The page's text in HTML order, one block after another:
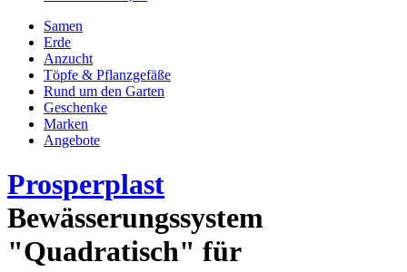
Samen
Erde
Anzucht
Töpfe & Pflanzgefäße
Rund um den Garten
Geschenke
Marken
Angebote
Prosperplast
Bewässerungssystem
"Quadratisch" für